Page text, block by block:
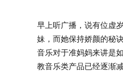
早上听广播，说有位虚
妹，而她保持娇颜的秘
音乐对于准妈妈来讲是
教音乐类产品已经逐渐